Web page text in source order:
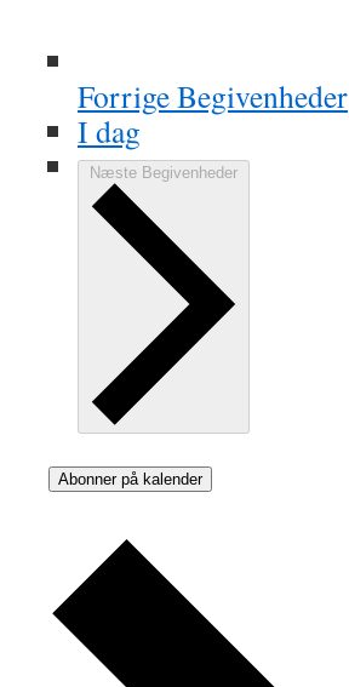
ForrigeBegivenheder
I dag
Næste Begivenheder
Abonner på kalender